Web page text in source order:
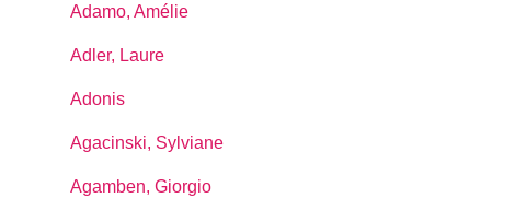
Adamo, Amélie
Adler, Laure
Adonis
Agacinski, Sylviane
Agamben, Giorgio